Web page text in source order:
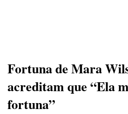
Fortuna de Mara
acreditam que “Ela
fortuna”